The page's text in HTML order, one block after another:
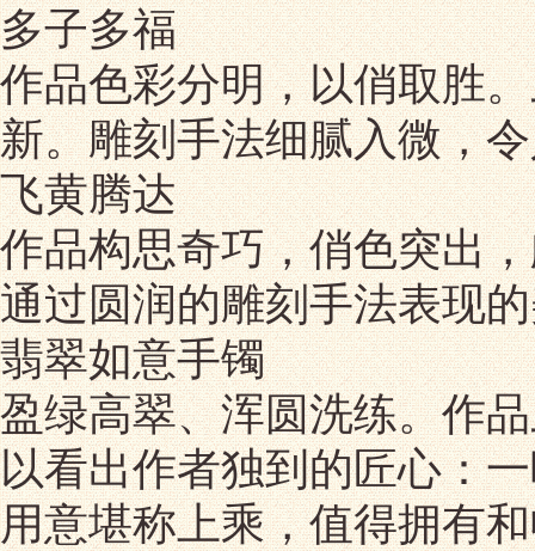
多子多福
作品色彩分明，以俏取胜
新。雕刻手法细腻入微，
飞黄腾达
作品构思奇巧，俏色突出
通过圆润的雕刻手法表现
翡翠如意手镯
盈绿高翠、浑圆洗练。作
以看出作者独到的匠心：
用意堪称上乘，值得拥有